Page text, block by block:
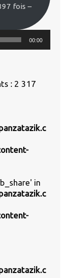
fois –
00:00
: 2 317
in